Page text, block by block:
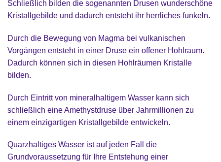
Schließlich bilden die sogenannten Drusen wunderschöne
Kristallgebilde und dadurch entsteht ihr herrliches funkeln.
Durch die Bewegung von Magma bei vulkanischen
Vorgängen entsteht in einer Druse ein offener Hohlraum.
Dadurch können sich in diesen Hohlräumen Kristalle
bilden.
Durch Eintritt von mineralhaltigem Wasser kann sich
schließlich eine Amethystdruse über Jahrmillionen zu
einem einzigartigen Kristallgebilde entwickeln.
Quarzhaltiges Wasser ist auf jeden Fall die
Grundvoraussetzung für Ihre Entstehung einer